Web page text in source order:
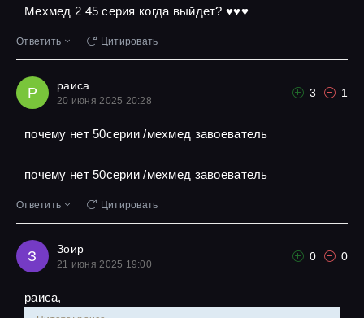
Мехмед 2 45 серия когда выйдет? ♥️♥️♥️
Ответить Цитировать
Р раиса
20 июня 2025 20:28
3 1
почему нет 50серии /мехмед завоеватель
почему нет 50серии /мехмед завоеватель
Ответить Цитировать
З Зоир
21 июня 2025 19:00
0 0
раиса,